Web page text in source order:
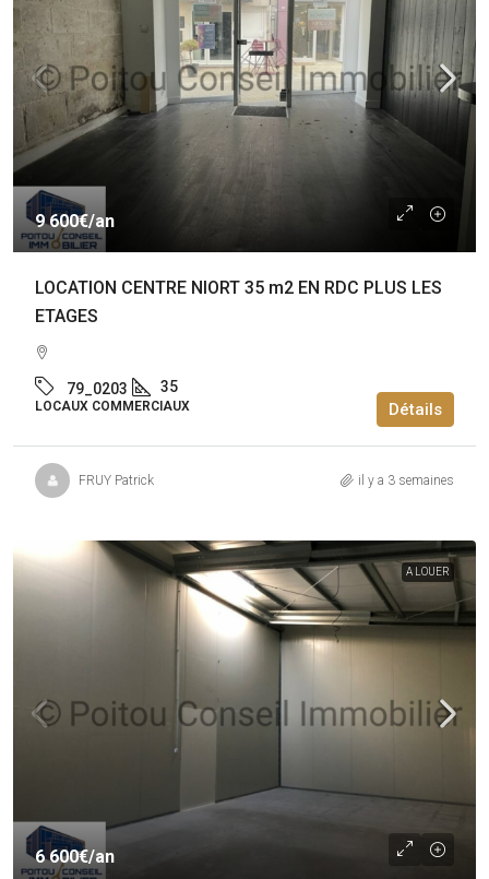
9 600€/an
LOCATION CENTRE NIORT 35 m2 EN RDC PLUS LES
ETAGES
79_0203 35
LOCAUX COMMERCIAUX Détails
FRUY Patrick il y a 3 semaines
A LOUER
6 600€/an